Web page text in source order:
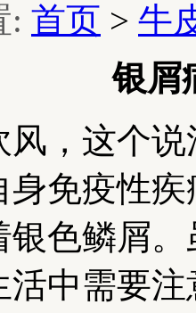
: 首页 > 牛
银屑
风，这个
身免疫性
银色鳞屑
活中需要